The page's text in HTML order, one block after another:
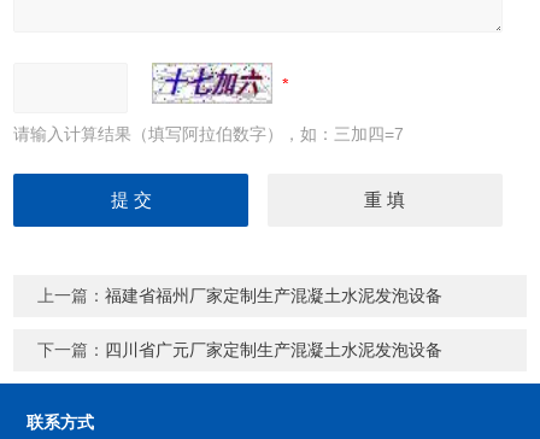
请输入计算结果（填写阿拉伯数字），如：三加四=7
上一篇：福建省福州厂家定制生产混凝土水泥发泡设备
下一篇： 四川省广元厂家定制生产混凝土水泥发泡设备
联系方式